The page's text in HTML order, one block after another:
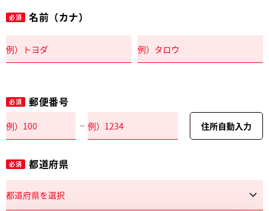
必須 名前（カナ）
必須 郵便番号
住所自動入力
必須 都道府県